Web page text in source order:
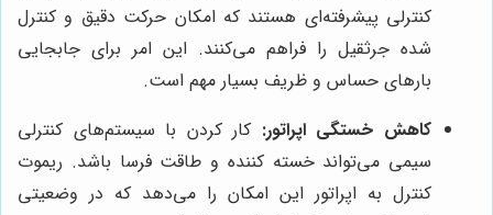
کنترلی پیشرفته‌ای هستند که امکان حرکت دقیق و کنترل
شده جرثقیل را فراهم می‌کنند. این امر برای جابجایی
بارهای حساس و ظریف بسیار مهم است.
کاهش خستگی اپراتور: کار کردن با سیستم‌های کنترلی
سیمی می‌تواند خسته کننده و طاقت فرسا باشد. ریموت
کنترل به اپراتور این امکان را می‌دهد که در وضعیتی